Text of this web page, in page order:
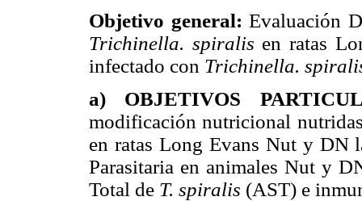
Objetivo general: Evaluación
Trichinella. spiralis en ratas
infectado con Trichinella.
a) OBJETIVOS
modificación nutricional
en ratas Long Evans Nut y DN
Parasitaria en animales Nut y
Total de T. spiralis (AST) e